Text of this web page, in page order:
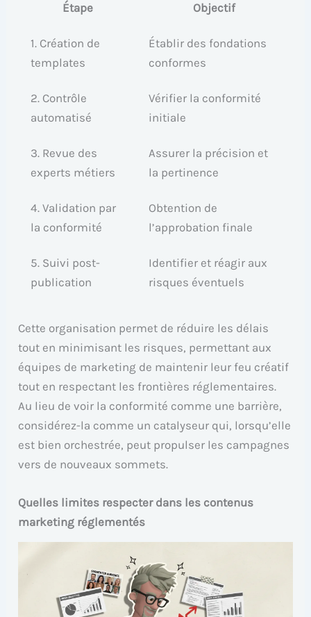
Étape Objectif
1. Création de
templates
Établir des fondations
conformes
2. Contrôle
automatisé
Vérifier la conformité
initiale
3. Revue des
experts métiers
Assurer la précision et
la pertinence
4. Validation par
la conformité
Obtention de
l’approbation finale
5. Suivi post-
publication
Identifier et réagir aux
risques éventuels
Cette organisation permet de réduire les délais
tout en minimisant les risques, permettant aux
équipes de marketing de maintenir leur feu créatif
tout en respectant les frontières réglementaires.
Au lieu de voir la conformité comme une barrière,
considérez-la comme un catalyseur qui, lorsqu’elle
est bien orchestrée, peut propulser les campagnes
vers de nouveaux sommets.
Quelles limites respecter dans les contenus
marketing réglementés